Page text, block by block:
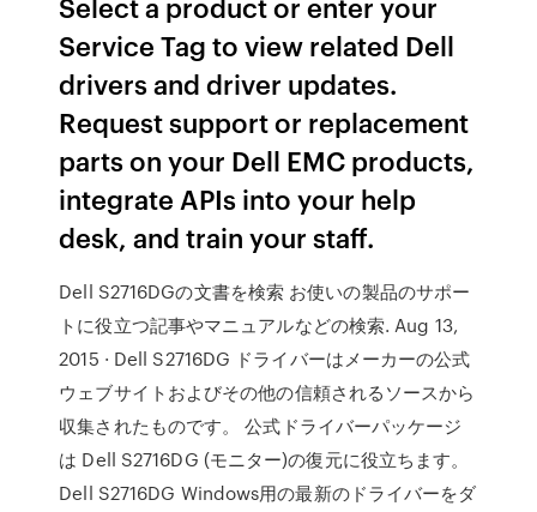
Service Tag to view related Dell
drivers and driver updates.
Request support or replacement
parts on your Dell EMC products,
integrate APIs into your help
desk, and train your staff.
Dell S2716DGの文書を検索 お使いの製品のサポー
トに役立つ記事やマニュアルなどの検索. Aug 13,
2015 · Dell S2716DG ドライバーはメーカーの公式
ウェブサイトおよびその他の信頼されるソースから
収集されたものです。 公式ドライバーパッケージ
は Dell S2716DG (モニター)の復元に役立ちます。
Dell S2716DG Windows用の最新のドライバーをダ